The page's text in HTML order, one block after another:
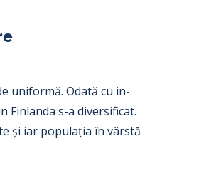
uni­formă. Odată cu in­
Fin­landa s-a di­ver­si­ficat.
și iar po­pu­lația în vârstă